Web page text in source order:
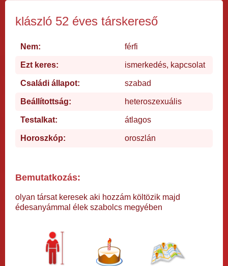
klászló 52 éves társkereső
Nem: férfi
Ezt keres: ismerkedés, kapcsolat
Családi állapot: szabad
Beállítottság: heteroszexuális
Testalkat: átlagos
Horoszkóp: oroszlán
Bemutatkozás:
olyan társat keresek aki hozzám költözik majd
édesanyámmal élek szabolcs megyében